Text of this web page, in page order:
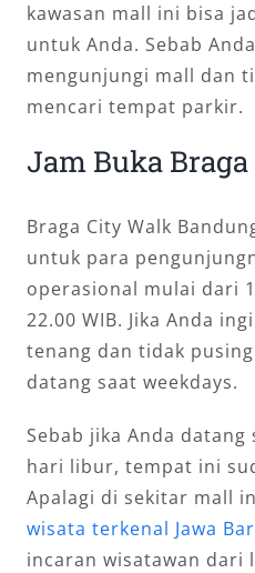
kawasan mall ini bisa
untuk Anda. Sebab
mengunjungi mall dan
mencari tempat parkir.
Jam Buka
Braga City Walk
untuk para
operasional mulai dari
22.00 WIB. Jika Anda
tenang dan tidak
datang saat weekdays.
Sebab jika Anda
hari libur, tempat ini
Apalagi di sekitar mall
wisata terkenal Jawa
incaran wisatawan dari